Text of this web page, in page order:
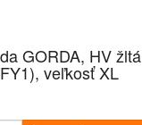
GORDA, HV žltá
veľkosť XL